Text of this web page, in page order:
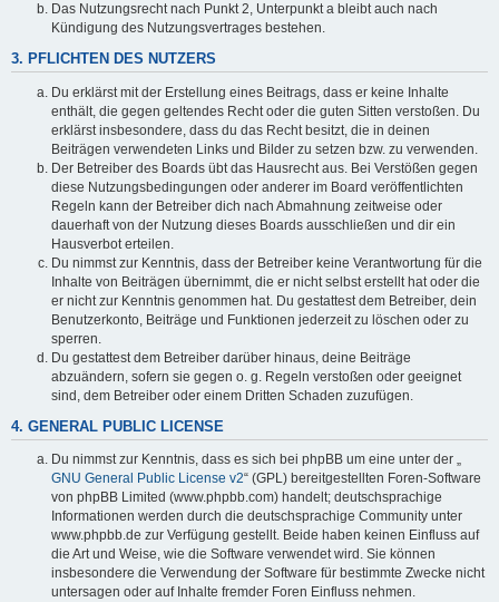
Das Nutzungsrecht nach Punkt 2, Unterpunkt a bleibt auch nach
Kündigung des Nutzungsvertrages bestehen.
3. PFLICHTEN DES NUTZERS
Du erklärst mit der Erstellung eines Beitrags, dass er keine Inhalte
enthält, die gegen geltendes Recht oder die guten Sitten verstoßen. Du
erklärst insbesondere, dass du das Recht besitzt, die in deinen
Beiträgen verwendeten Links und Bilder zu setzen bzw. zu verwenden.
Der Betreiber des Boards übt das Hausrecht aus. Bei Verstößen gegen
diese Nutzungsbedingungen oder anderer im Board veröffentlichten
Regeln kann der Betreiber dich nach Abmahnung zeitweise oder
dauerhaft von der Nutzung dieses Boards ausschließen und dir ein
Hausverbot erteilen.
Du nimmst zur Kenntnis, dass der Betreiber keine Verantwortung für die
Inhalte von Beiträgen übernimmt, die er nicht selbst erstellt hat oder die
er nicht zur Kenntnis genommen hat. Du gestattest dem Betreiber, dein
Benutzerkonto, Beiträge und Funktionen jederzeit zu löschen oder zu
sperren.
Du gestattest dem Betreiber darüber hinaus, deine Beiträge
abzuändern, sofern sie gegen o. g. Regeln verstoßen oder geeignet
sind, dem Betreiber oder einem Dritten Schaden zuzufügen.
4. GENERAL PUBLIC LICENSE
Du nimmst zur Kenntnis, dass es sich bei phpBB um eine unter der „
GNU General Public License v2“ (GPL) bereitgestellten Foren-Software
von phpBB Limited (www.phpbb.com) handelt; deutschsprachige
Informationen werden durch die deutschsprachige Community unter
www.phpbb.de zur Verfügung gestellt. Beide haben keinen Einfluss auf
die Art und Weise, wie die Software verwendet wird. Sie können
insbesondere die Verwendung der Software für bestimmte Zwecke nicht
untersagen oder auf Inhalte fremder Foren Einfluss nehmen.